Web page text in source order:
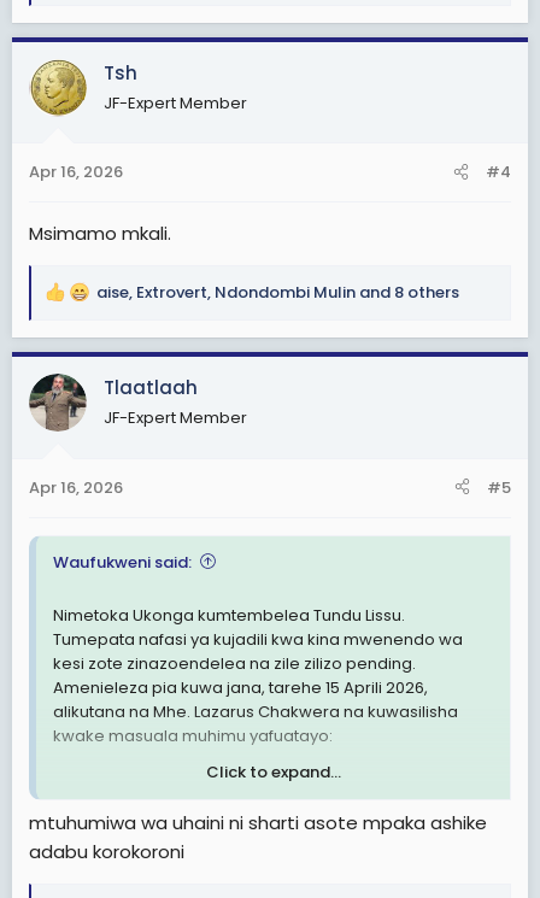
a
c
t
i
s
Tsh
JF-Expert Member
Apr 16, 2026 #4
Msimamo mkali.
R
a
c
t
i
s
aise, Extrovert, Ndondombi Mulin and 8 others
Tlaatlaah
JF-Expert Member
Apr 16, 2026 #5
Waufukweni said:
Nimetoka Ukonga kumtembelea Tundu Lissu.
Tumepata nafasi ya kujadili kwa kina mwenendo wa
kesi zote zinazoendelea na zile zilizo pending.
Amenieleza pia kuwa jana, tarehe 15 Aprili 2026,
alikutana na Mhe. Lazarus Chakwera na kuwasilisha
kwake masuala muhimu yafuatayo:
uliotolewa jana kuhusu chama kuendelea kufanya kazi
amesema “watu wajiandae, muhimu nijue mkutano
Click to expand...
mtuhumiwa wa uhaini ni sharti asote mpaka ashike
adabu korokoroni